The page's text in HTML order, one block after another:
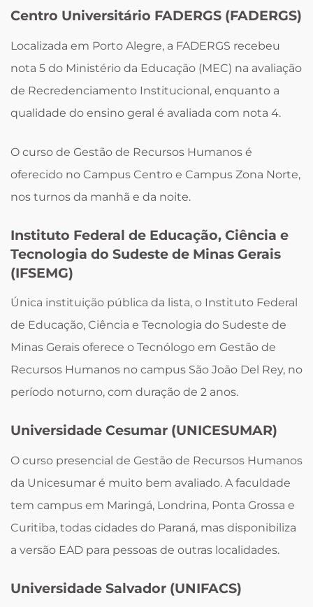
Centro Universitário FADERGS (FADERGS)
Localizada em Porto Alegre, a FADERGS recebeu
nota 5 do Ministério da Educação (MEC) na avaliação
de Recredenciamento Institucional, enquanto a
qualidade do ensino geral é avaliada com nota 4.
O curso de Gestão de Recursos Humanos é
oferecido no Campus Centro e Campus Zona Norte,
nos turnos da manhã e da noite.
Instituto Federal de Educação, Ciência e
Tecnologia do Sudeste de Minas Gerais
(IFSEMG)
Única instituição pública da lista, o Instituto Federal
de Educação, Ciência e Tecnologia do Sudeste de
Minas Gerais oferece o Tecnólogo em Gestão de
Recursos Humanos no campus São João Del Rey, no
período noturno, com duração de 2 anos.
Universidade Cesumar (UNICESUMAR)
O curso presencial de Gestão de Recursos Humanos
da Unicesumar é muito bem avaliado. A faculdade
tem campus em Maringá, Londrina, Ponta Grossa e
Curitiba, todas cidades do Paraná, mas disponibiliza
a versão EAD para pessoas de outras localidades.
Universidade Salvador (UNIFACS)